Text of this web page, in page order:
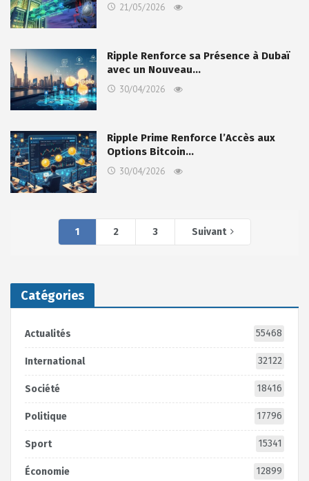
21/05/2026
Ripple Renforce sa Présence à Dubaï
avec un Nouveau…
30/04/2026
Ripple Prime Renforce l’Accès aux
Options Bitcoin…
30/04/2026
1 2 3 Suivant
Catégories
Actualités 55468
International 32122
Société 18416
Politique 17796
Sport 15341
Économie 12899